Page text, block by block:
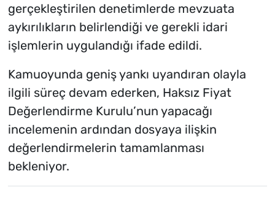
gerçekleştirilen denetimlerde mevzuata
aykırılıkların belirlendiği ve gerekli idari
işlemlerin uygulandığı ifade edildi.
Kamuoyunda geniş yankı uyandıran olayla
ilgili süreç devam ederken, Haksız Fiyat
Değerlendirme Kurulu’nun yapacağı
incelemenin ardından dosyaya ilişkin
değerlendirmelerin tamamlanması
bekleniyor.